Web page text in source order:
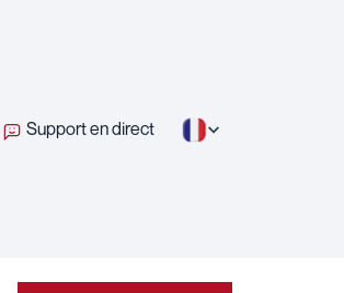
Support en direct